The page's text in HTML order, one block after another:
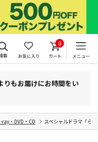
索 お気に入り
0
カート メニュー
りもお届けにお時間をい
ray・DVD・CD スペシャルドラマ「ら